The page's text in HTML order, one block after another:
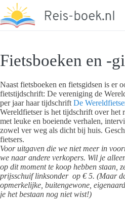
naar
de
Fietsboeken en -
Naast fietsboeken en fietsgidsen is er
fietstijdschrift: De vereniging de
per jaar haar tijdschrift De
Wereldfietser is het tijdschrift over het
met leuke en boeiende verhalen,
zowel ver weg als dicht bij huis.
fietsers.
Voor uitgaven die we niet meer in
we naar andere verkopers. Wil je
op dit moment te koop hebben staan,
prijsschuif linksonder op € 5. (Maar
opmerkelijke, buitengewone,
je het bestaan nog niet wist!)